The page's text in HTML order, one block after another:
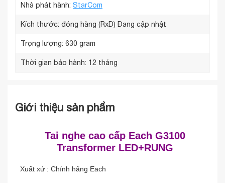
Nhà phát hành: StarCom
Kích thước: đóng hàng (RxD)Đang cập nhật
Trọng lượng: 630 gram
Thời gian bảo hành: 12 tháng
Giới thiệu sản phẩm
Tai nghe cao cấp Each G3100
Transformer LED+RUNG
Xuất xứ : Chính hãng Each